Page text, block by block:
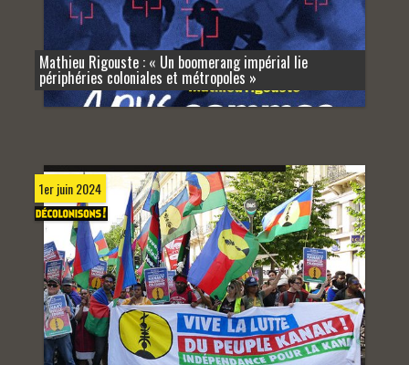
Mathieu Rigouste : « Un boomerang impérial lie
périphéries coloniales et métropoles »
1er juin 2024